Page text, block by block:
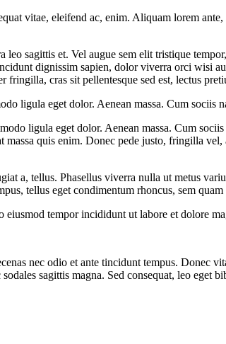
vitae, eleifend ac, enim. Aliquam lorem
leo sagittis et. Vel augue sem elit tristique
dignissim sapien, dolor viverra orci wisi
cras sit pellentesque sed est, lectus
ligula eget dolor. Aenean massa. Cum sociis
ligula eget dolor. Aenean massa. Cum
quis enim. Donec pede justo, fringilla
a, tellus. Phasellus viverra nulla ut metus
tellus eget condimentum rhoncus, sem
tempor incididunt ut labore et dolore
nec odio et ante tincidunt tempus. Donec
sagittis magna. Sed consequat, leo eget